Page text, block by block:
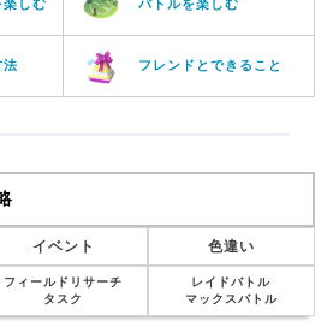
楽しむ バトルを楽しむ
法 フレンドとできること
イベント 色違い
フィールドリサーチ
タスク
レイドバトル
マックスバトル